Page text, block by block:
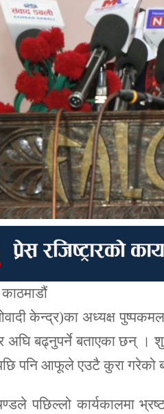
केन्द्र)का अध्यक्ष
बढ्नुपर्ने बताएका छन् ।
पनि आफूले एउटै कुरा गरेको
पछिल्लो कार्यकालमा